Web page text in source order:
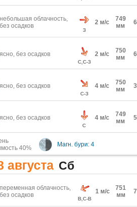
небольшая облачность,
без осадков
З
2 м/с
749
мм
ясно, без осадков
С,С-З
2 м/с
750
мм
ясно, без осадков
С-З
4 м/с
750
мм
ясно, без осадков
С
4 м/с
749
мм
40%
Магн. бури: 4
августа Сб
переменная облачность,
без осадков
В,С-В
1 м/с
751
мм